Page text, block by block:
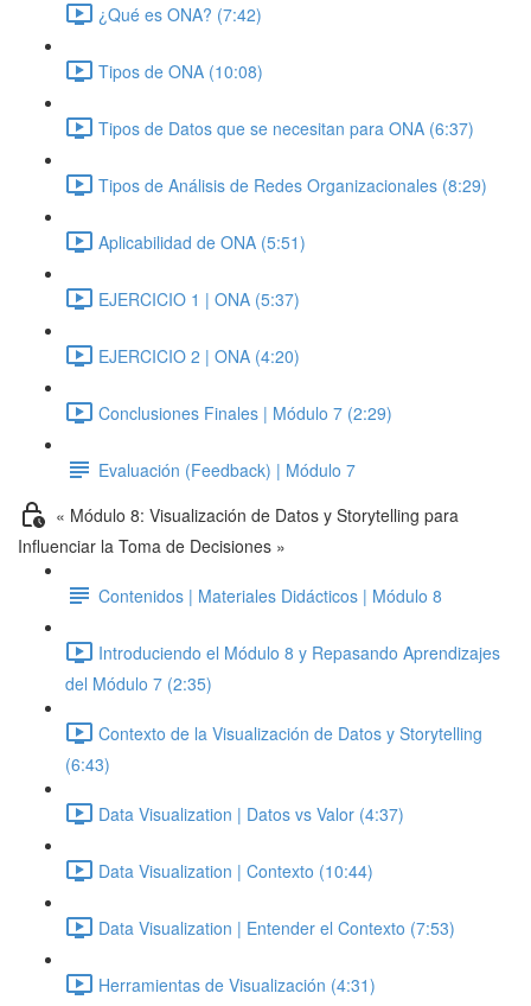
¿Qué es ONA? (7:42)
Tipos de ONA (10:08)
Tipos de Datos que se necesitan para ONA (6:37)
Tipos de Análisis de Redes Organizacionales (8:29)
Aplicabilidad de ONA (5:51)
EJERCICIO 1 | ONA (5:37)
EJERCICIO 2 | ONA (4:20)
Conclusiones Finales | Módulo 7 (2:29)
Evaluación (Feedback) | Módulo 7
« Módulo 8: Visualización de Datos y Storytelling para
Influenciar la Toma de Decisiones »
Contenidos | Materiales Didácticos | Módulo 8
Introduciendo el Módulo 8 y Repasando Aprendizajes
del Módulo 7 (2:35)
Contexto de la Visualización de Datos y Storytelling
(6:43)
Data Visualization | Datos vs Valor (4:37)
Data Visualization | Contexto (10:44)
Data Visualization | Entender el Contexto (7:53)
Herramientas de Visualización (4:31)